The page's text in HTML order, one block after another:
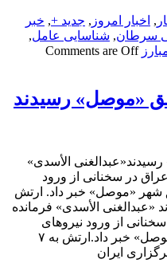
, اخبار امروز , جدید +, خبر
سرطان, شناسایی عامل,
Comments are Off
رسیدند«عبدالغنی الأسدی»
در سخنانی از ورود
عمق شهر «موصل» خبر داد. ارتش
«عبدالغنی الأسدی» فرمانده
از ورود نیروهای
عراقی به ۷ کیلومتری عمق شهر «موصل» خبر داد.ارتش به ۷
ایران